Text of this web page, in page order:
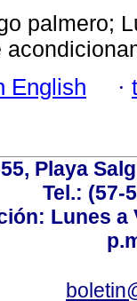
palmero;
English ·
Playa
Tel.: (57-
Lunes a